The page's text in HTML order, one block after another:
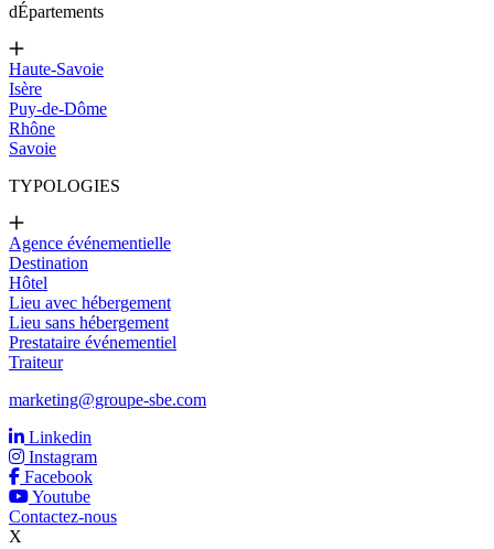
dÉpartements
Haute-Savoie
Isère
Puy-de-Dôme
Rhône
Savoie
TYPOLOGIES
Agence événementielle
Destination
Hôtel
Lieu avec hébergement
Lieu sans hébergement
Prestataire événementiel
Traiteur
marketing@groupe-sbe.com
Linkedin
Instagram
Facebook
Youtube
Contactez-nous
X